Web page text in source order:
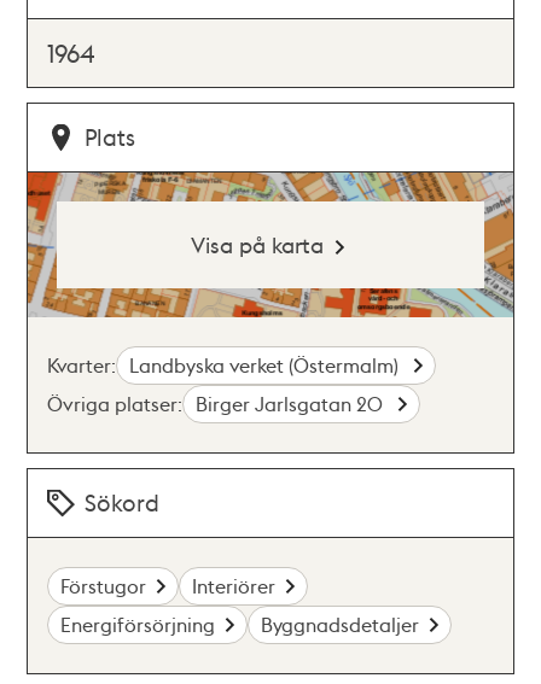
1964
Plats
Visa på karta
Kvarter: Landbyska verket (Östermalm)
Övriga platser: Birger Jarlsgatan 20
Sökord
Förstugor
Interiörer
Energiförsörjning
Byggnadsdetaljer